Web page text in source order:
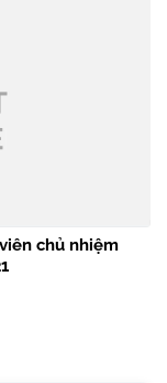
chủ nhiệm